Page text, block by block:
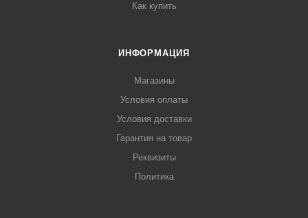
Как купить
ИНФОРМАЦИЯ
Магазины
Условия оплаты
Условия доставки
Гарантия на товар
Реквизиты
Политика